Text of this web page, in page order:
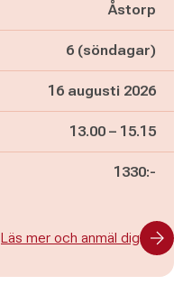
Åstorp
6 (söndagar)
16 augusti 2026
Pågår mellan
13.00 – och
15.15
1330:-
Läs mer och anmäl dig